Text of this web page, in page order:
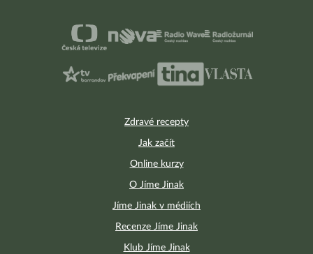
Zdravé recepty
Jak začít
Online kurzy
O Jíme Jinak
Jíme Jinak v médiích
Recenze Jíme Jinak
Klub Jíme Jinak